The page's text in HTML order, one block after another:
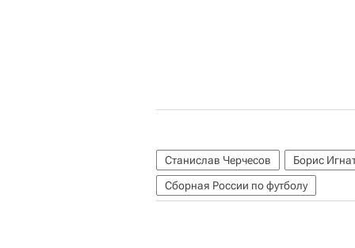
Станислав Черчесов Борис
Сборная России по футболу